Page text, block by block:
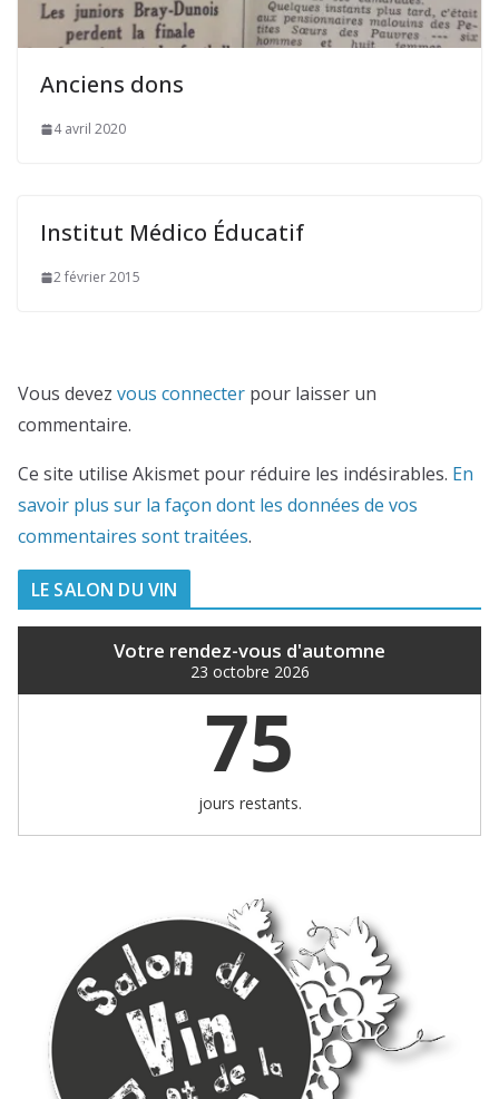
Anciens dons
4 avril 2020
Institut Médico Éducatif
2 février 2015
Vous devez vous connecter pour laisser un
commentaire.
Ce site utilise Akismet pour réduire les indésirables. En
savoir plus sur la façon dont les données de vos
commentaires sont traitées.
LE SALON DU VIN
Votre rendez-vous d'automne
23 octobre 2026
75
jours restants.